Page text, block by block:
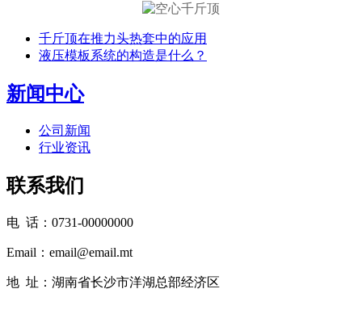
千斤顶在推力头热套中的应用
液压模板系统的构造是什么？
新闻中心
公司新闻
行业资讯
联系我们
电 话：0731-00000000
Email：email@email.mt
地 址：湖南省长沙市洋湖总部经济区